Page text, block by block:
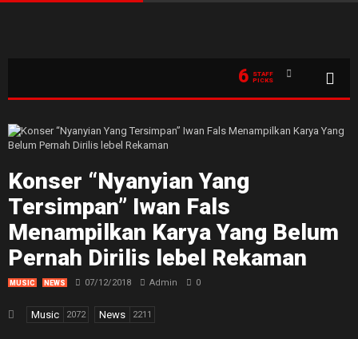
6
STAFF
PICKS
Konser “Nyanyian Yang
Tersimpan” Iwan Fals
Menampilkan Karya Yang Belum
Pernah Dirilis lebel Rekaman
MUSIC NEWS 07/12/2018 Admin 0
Music 2072 News 2211